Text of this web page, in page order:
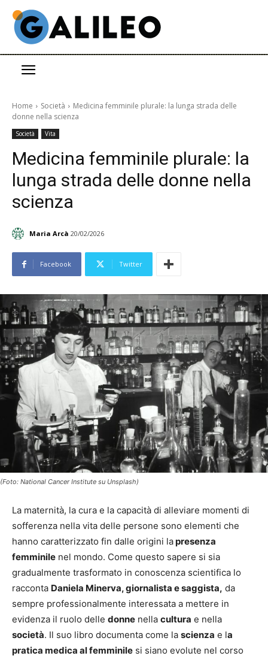
Home Società
Medicina femminile plurale: la lunga strada delle
donne nella scienza
Società Vita
Medicina femminile plurale: la
lunga strada delle donne nella
scienza
Maria Arcà 20/02/2026
Facebook Twitter
(Foto: National Cancer Institute su Unsplash)
La maternità, la cura e la capacità di alleviare momenti di
sofferenza nella vita delle persone sono elementi che
hanno caratterizzato fin dalle origini lapresenza
femminile nel mondo. Come questo sapere si sia
gradualmente trasformato in conoscenza scientifica lo
racconta Daniela Minerva, giornalista e saggista, da
sempre professionalmente interessata a mettere in
evidenza il ruolo delle donne nella cultura e nella
società. Il suo libro documenta come la scienza e la
pratica medica al femminile si siano evolute nel corso